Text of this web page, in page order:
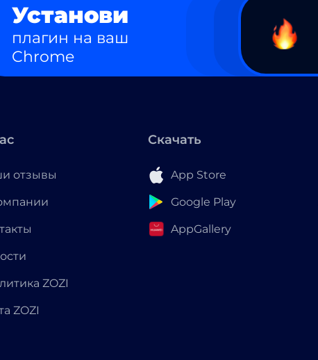
Установи
плагин на ваш
Chrome
отзывы
ZOZI
ZOZI
Скачать
App Store
Google Play
AppGallery